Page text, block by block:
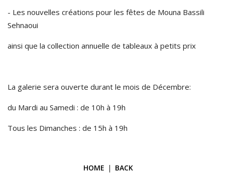
- Les nouvelles créations pour les fêtes de Mouna Bassili
Sehnaoui
ainsi que la collection annuelle de tableaux à petits prix
La galerie sera ouverte durant le mois de Décembre:
du Mardi au Samedi : de 10h à 19h
Tous les Dimanches : de 15h à 19h
HOME BACK